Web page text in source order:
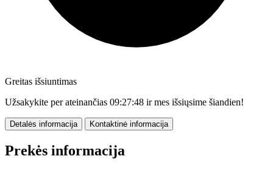
Greitas išsiuntimas
Užsakykite per ateinančias 09:27:47 ir mes išsiųsime šiandien!
Detalės informacija Kontaktinė informacija
Prekės informacija